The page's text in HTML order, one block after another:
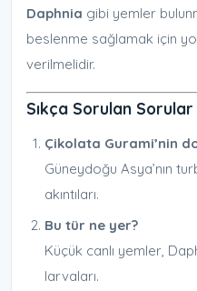
Daphnia gibi yemler
beslenme sağlamak için
verilmelidir.
Sıkça Sorulan Sorular
Çikolata Gurami’nin
Güneydoğu Asya’nın
akıntıları.
Bu tür ne yer?
Küçük canlı yemler,
larvaları.